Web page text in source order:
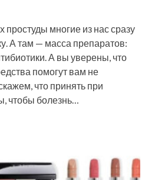
простуды многие из нас сразу
А там — масса препаратов:
А вы уверены, что
помогут вам не
что принять при
чтобы болезнь…